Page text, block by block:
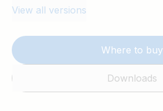
View all versions
Where to buy
Downloads